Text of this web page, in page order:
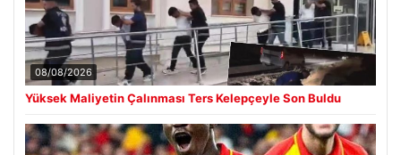
08/08/2026
Yüksek Maliyetin Çalınması Ters Kelepçeyle Son Buldu